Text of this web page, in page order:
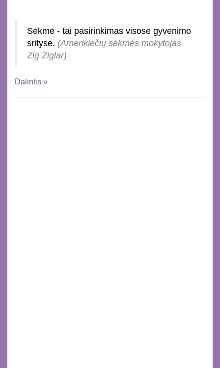
Sėkmė - tai pasirinkimas visose gyvenimo
srityse. (Amerikiečių sėkmės mokytojas
Zig Ziglar)
Dalintis »